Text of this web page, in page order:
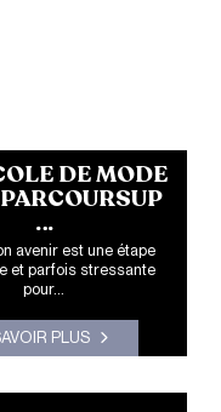
DE MODE
…
avenir est une étape
et parfois stressante
pour...
PLUS